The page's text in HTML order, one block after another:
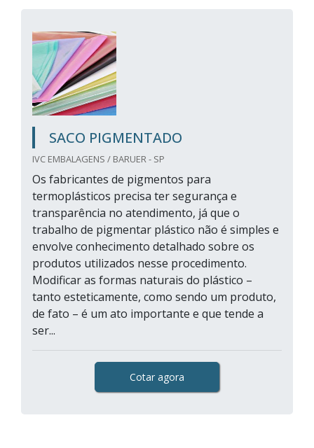
SACO PIGMENTADO
IVC EMBALAGENS / BARUER - SP
Os fabricantes de pigmentos para
termoplásticos precisa ter segurança e
transparência no atendimento, já que o
trabalho de pigmentar plástico não é simples e
envolve conhecimento detalhado sobre os
produtos utilizados nesse procedimento.
Modificar as formas naturais do plástico –
tanto esteticamente, como sendo um produto,
de fato – é um ato importante e que tende a
ser...
Cotar agora